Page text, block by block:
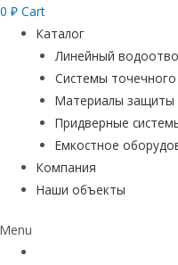
0 ₽ Cart
Каталог
Линейный
Системы
Материалы защиты
Придверные
Емкостное
Компания
Наши объекты
Menu